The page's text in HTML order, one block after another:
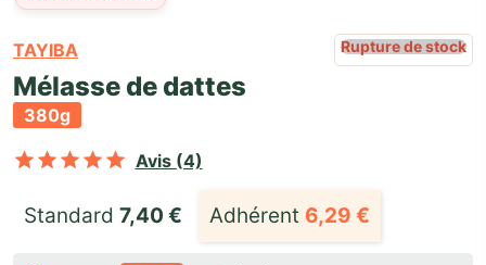
TAYIBA Rupture de stock
Mélasse de dattes
380g
Notésur 5 basé sur
Avis (4)
Standard 7,40 € Adhérent 6,29 €